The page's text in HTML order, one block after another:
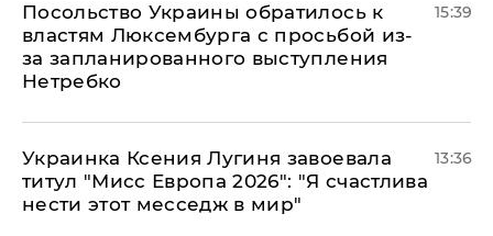
Посольство Украины обратилось к
властям Люксембурга с просьбой из-
за запланированного выступления
Нетребко
15:39
Украинка Ксения Лугиня завоевала
титул "Мисс Европа 2026": "Я счастлива
нести этот месседж в мир"
13:36